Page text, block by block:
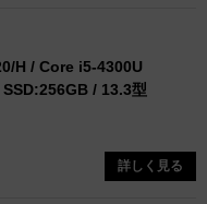
H / Core i5-4300U
/ 13.3型
詳しく見る